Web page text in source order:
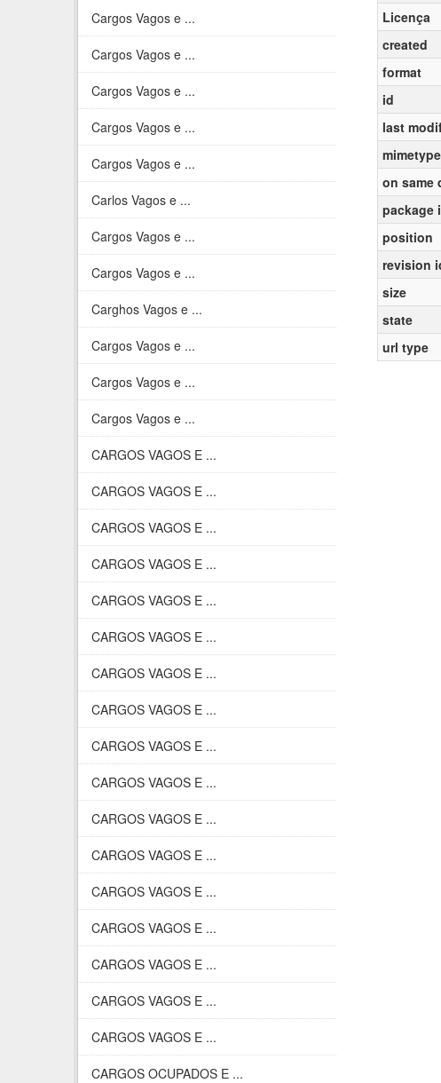
Cargos Vagos e ...
Cargos Vagos e ...
Cargos Vagos e ...
Cargos Vagos e ...
Cargos Vagos e ...
Carlos Vagos e ...
Cargos Vagos e ...
Cargos Vagos e ...
Carghos Vagos e ...
Cargos Vagos e ...
Cargos Vagos e ...
Cargos Vagos e ...
CARGOS VAGOS E ...
CARGOS VAGOS E ...
CARGOS VAGOS E ...
CARGOS VAGOS E ...
CARGOS VAGOS E ...
CARGOS VAGOS E ...
CARGOS VAGOS E ...
CARGOS VAGOS E ...
CARGOS VAGOS E ...
CARGOS VAGOS E ...
CARGOS VAGOS E ...
CARGOS VAGOS E ...
CARGOS VAGOS E ...
CARGOS VAGOS E ...
CARGOS VAGOS E ...
CARGOS VAGOS E ...
CARGOS VAGOS E ...
CARGOS OCUPADOS E ...
Licença
created
format
id
last
mimetype
on same
package
position
revision
size
state
url type